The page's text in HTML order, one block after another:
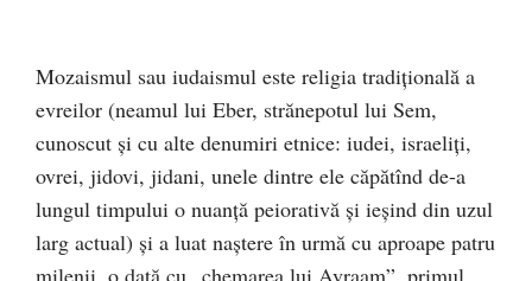
Mozaismul sau iudaismul este religia tradițională a
evreilor (neamul lui Eber, strănepotul lui Sem,
cunoscut și cu alte denumiri etnice: iudei, israeliți,
ovrei, jidovi, jidani, unele dintre ele căpătînd de-a
lungul timpului o nuanță peiorativă și ieșind din uzul
larg actual) și a luat naștere în urmă cu aproape patru
milenii, o dată cu „chemarea lui Avraam”, primul